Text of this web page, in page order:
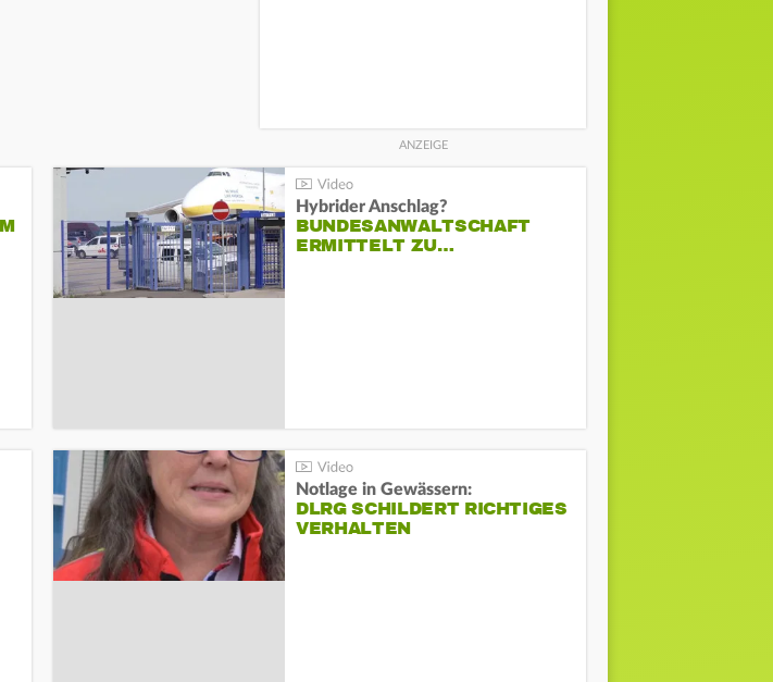
Hybrider Anschlag?
BUNDESANWALTSCHAFT
ERMITTELT ZU…
Notlage in Gewässern:
DLRG SCHILDERT RICHTIGES
VERHALTEN